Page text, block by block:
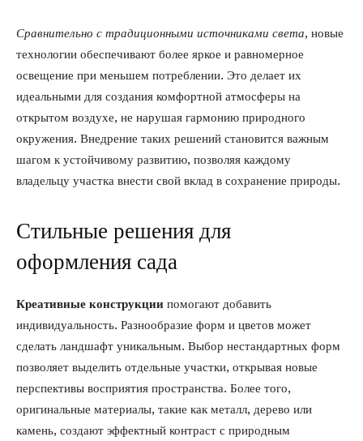
Сравнительно с традиционными источниками света, новые
технологии обеспечивают более яркое и равномерное
освещение при меньшем потреблении. Это делает их
идеальными для создания комфортной атмосферы на
открытом воздухе, не нарушая гармонию природного
окружения. Внедрение таких решений становится важным
шагом к устойчивому развитию, позволяя каждому
владельцу участка внести свой вклад в сохранение природы.
Стильные решения для
оформления сада
Креативные конструкции помогают добавить
индивидуальность. Разнообразие форм и цветов может
сделать ландшафт уникальным. Выбор нестандартных форм
позволяет выделить отдельные участки, открывая новые
перспективы восприятия пространства. Более того,
оригинальные материалы, такие как металл, дерево или
камень, создают эффектный контраст с природным